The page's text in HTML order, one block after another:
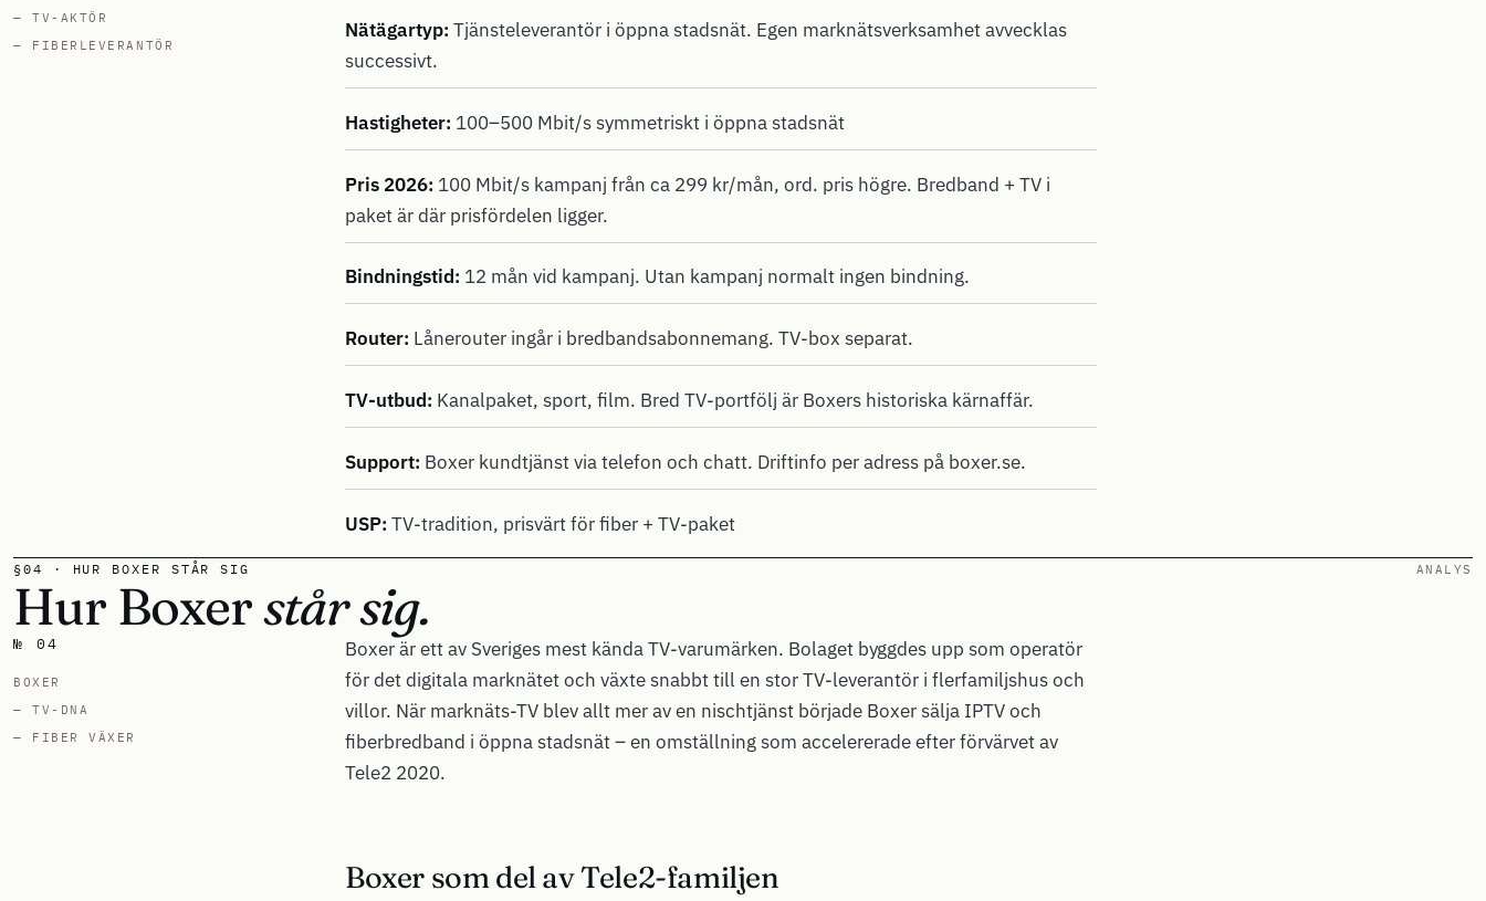
— TV-AKTÖR
— FIBERLEVERANTÖR
Nätägartyp: Tjänsteleverantör i öppna stadsnät. Egen marknätsverksamhet avvecklas
successivt.
Hastigheter: 100–500 Mbit/s symmetriskt i öppna stadsnät
Pris 2026: 100 Mbit/s kampanj från ca 299 kr/mån, ord. pris högre. Bredband + TV i
paket är där prisfördelen ligger.
Bindningstid: 12 mån vid kampanj. Utan kampanj normalt ingen bindning.
Router: Lånerouter ingår i bredbandsabonnemang. TV-box separat.
TV-utbud: Kanalpaket, sport, film. Bred TV-portfölj är Boxers historiska kärnaffär.
Support: Boxer kundtjänst via telefon och chatt. Driftinfo per adress på boxer.se.
USP: TV-tradition, prisvärt för fiber + TV-paket
§04 · HUR BOXER STÅR SIG ANALYS
Hur Boxerstår sig.
№ 04
BOXER
— TV-DNA
— FIBER VÄXER
Boxer är ett av Sveriges mest kända TV-varumärken. Bolaget byggdes upp som operatör
för det digitala marknätet och växte snabbt till en stor TV-leverantör i flerfamiljshus och
villor. När marknäts-TV blev allt mer av en nischtjänst började Boxer sälja IPTV och
fiberbredband i öppna stadsnät – en omställning som accelererade efter förvärvet av
Tele2 2020.
Boxer som del av Tele2-familjen